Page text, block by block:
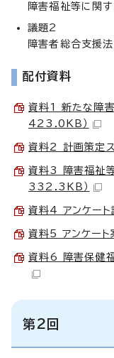
障害福祉等に関
議題2
障害者総合支援
配付資料
資料1 新たな障
423.0KB）
資料2 計画策定
資料3 障害福祉
332.3KB）
資料4 アンケー
資料5 アンケー
資料6 障害保健
第2回